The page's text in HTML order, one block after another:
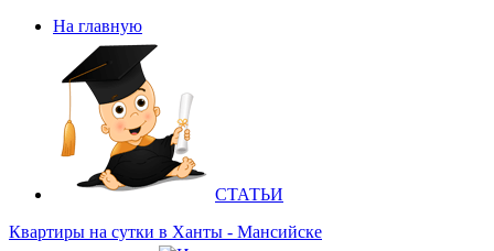
На главную
СТАТЬИ
Квартиры на сутки в Ханты - Мансийске